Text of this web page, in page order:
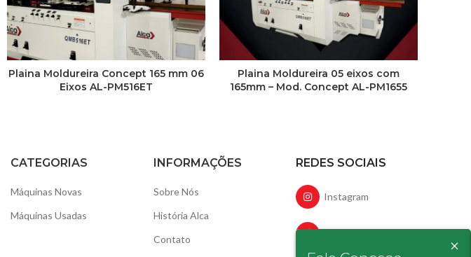
×
Plaina Moldureira Concept 165 mm 06
Eixos AL-PM516ET
Plaina Moldureira 05 eixos com
165mm – Mod. Concept AL-PM1655
CATEGORIAS
Máquinas Novas
Máquinas Usadas
INFORMAÇÕES
Sobre Nós
História Alca
Contato
REDES SOCIAIS
Instagram